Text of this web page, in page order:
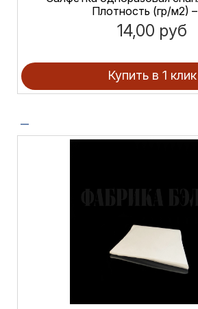
Плотность (гр/м2)
14,00 руб
Купить в 1 клик